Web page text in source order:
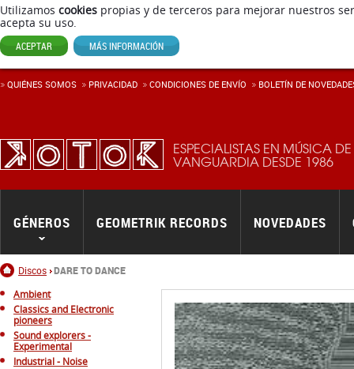
Utilizamos cookies propias y de terceros para mejorar nuestros
acepta su uso.
ACEPTAR MÁS INFORMACIÓN
ESPECIALISTAS EN MÚSICA DE
VANGUARDIA DESDE 1986
Inicio
Discos DARE TO DANCE
GÉNEROS GEOMETRIK RECORDS NOVEDADES
QUIÉNES SOMOS PRIVACIDAD CONDICIONES DE ENVÍ­O BOLETÍN DE
Ambient
Classics and Electronic
pioneers
Sound explorers -
Experimental
Industrial - Noise